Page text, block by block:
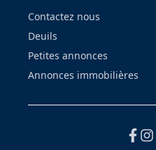
Contactez nous
Deuils
Petites annonces
Annonces immobilières